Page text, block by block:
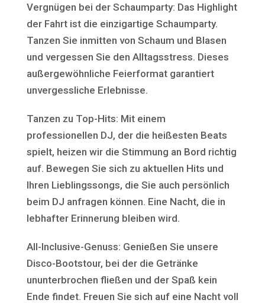
Vergnügen bei der Schaumparty: Das Highlight
der Fahrt ist die einzigartige Schaumparty.
Tanzen Sie inmitten von Schaum und Blasen
und vergessen Sie den Alltagsstress. Dieses
außergewöhnliche Feierformat garantiert
unvergessliche Erlebnisse.
Tanzen zu Top-Hits: Mit einem
professionellen DJ, der die heißesten Beats
spielt, heizen wir die Stimmung an Bord richtig
auf. Bewegen Sie sich zu aktuellen Hits und
Ihren Lieblingssongs, die Sie auch persönlich
beim DJ anfragen können. Eine Nacht, die in
lebhafter Erinnerung bleiben wird.
All-Inclusive-Genuss: Genießen Sie unsere
Disco-Bootstour, bei der die Getränke
ununterbrochen fließen und der Spaß kein
Ende findet. Freuen Sie sich auf eine Nacht voll